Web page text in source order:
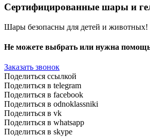
Сертифицированные шары и
Шары безопасны для детей и животных!
Не можете выбрать или нужна
Заказать звонок
Поделиться ссылкой
Поделиться в telegram
Поделиться в facebook
Поделиться в odnoklassniki
Поделиться в vk
Поделиться в whatsapp
Поделиться в skype